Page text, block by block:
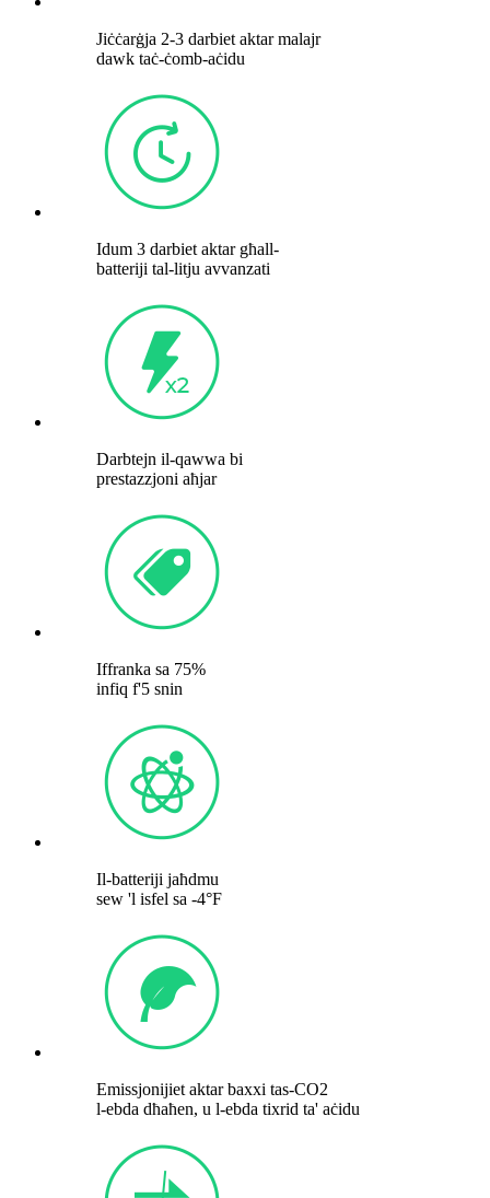
Jiċċarġja 2-3 darbiet aktar malajr
dawk taċ-ċomb-aċidu
Idum 3 darbiet aktar għall-
batteriji tal-litju avvanzati
Darbtejn il-qawwa bi
prestazzjoni aħjar
Iffranka sa 75%
infiq f'5 snin
Il-batteriji jaħdmu
sew 'l isfel sa -4°F
Emissjonijiet aktar baxxi tas-CO2
l-ebda dħaħen, u l-ebda tixrid ta' aċidu